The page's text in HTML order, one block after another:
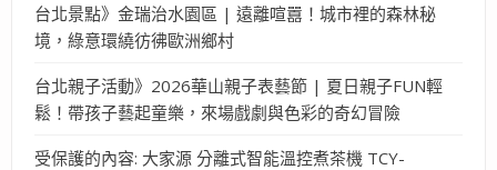
台北景點》金瑞治水園區 | 遠離喧囂！城市裡的森林秘
境，綠意環繞彷彿歐洲鄉村
台北親子活動》2026華山親子表藝節 | 夏日親子FUN輕
鬆！帶孩子藝起童樂，來場戲劇與色彩的奇幻冒險
受保護的內容: 大家源 分離式智能溫控煮茶機 TCY-